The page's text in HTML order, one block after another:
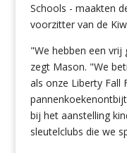
Schools - maakten
voorzitter van de
"We hebben een
zegt Mason. "We
als onze Liberty Fall
bij het aanstelling
sleutelclubs die we